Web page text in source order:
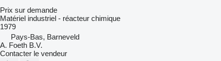
Prix sur demande
Matériel industriel - réacteur chimique
1979
Pays-Bas, Barneveld
A. Foeth B.V.
Contacter le vendeur